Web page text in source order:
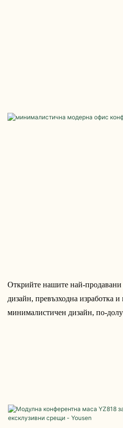
Открийте нашите най-продавани
дизайн, превъзходна изработка
минималистичен дизайн, по-